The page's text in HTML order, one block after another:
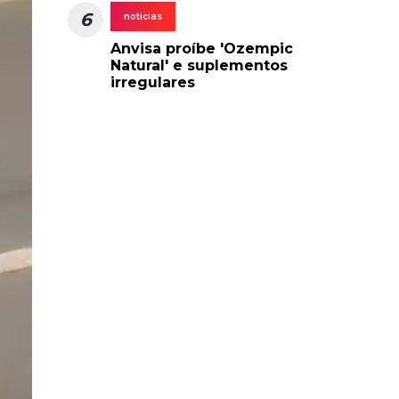
6 noticias
Anvisa proíbe 'Ozempic
Natural' e suplementos
irregulares